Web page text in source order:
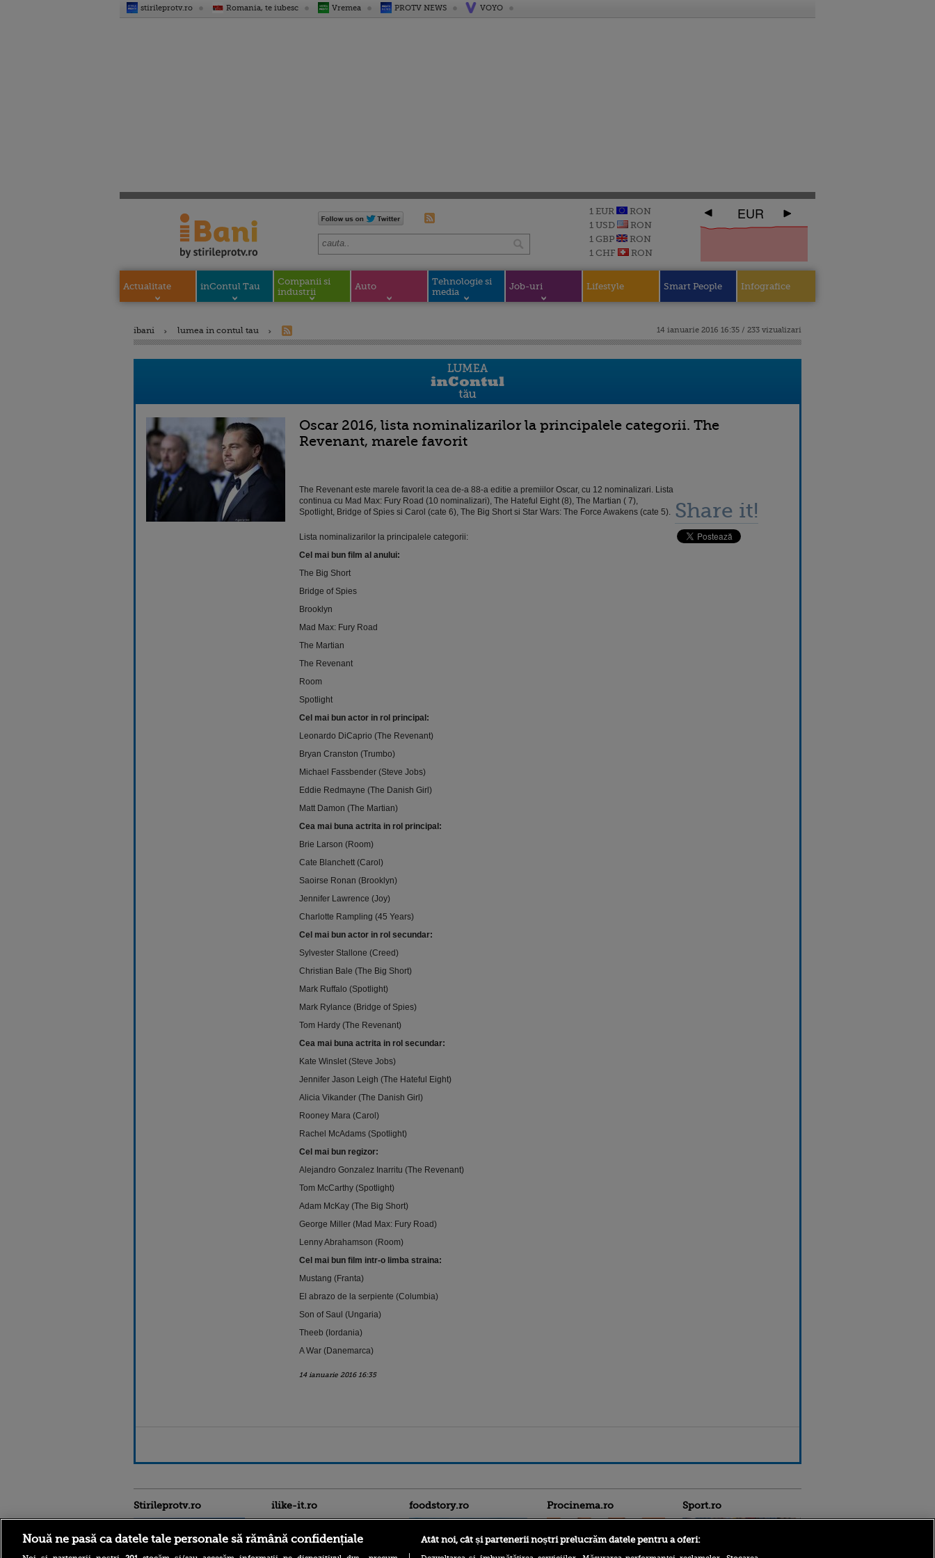
stirileprotv.ro Romania, te iubesc Vremea PROTV NEWS VOYO
1 EUR
RON
1 USD
RON
1 GBP
RON
1 CHF
RON
EUR
Actualitate inContul Tau
Companii si
industrii
Auto
Tehnologie si
media
Job-uri Lifestyle Smart People Infografice
ibani lumea in contul tau 14 ianuarie 2016 16:35 / 233 vizualizari
Oscar 2016, lista nominalizarilor la principalele categorii. The
Revenant, marele favorit
The Revenant este marele favorit la cea de-a 88-a editie a premiilor Oscar, cu 12 nominalizari. Lista
continua cu Mad Max: Fury Road (10 nominalizari), The Hateful Eight (8), The Martian ( 7),
Spotlight, Bridge of Spies si Carol (cate 6), The Big Short si Star Wars: The Force Awakens (cate 5).
Lista nominalizarilor la principalele categorii:
Cel mai bun film al anului:
The Big Short
Bridge of Spies
Brooklyn
Mad Max: Fury Road
The Martian
The Revenant
Room
Spotlight
Cel mai bun actor in rol principal:
Leonardo DiCaprio (The Revenant)
Bryan Cranston (Trumbo)
Michael Fassbender (Steve Jobs)
Eddie Redmayne (The Danish Girl)
Matt Damon (The Martian)
Cea mai buna actrita in rol principal:
Brie Larson (Room)
Cate Blanchett (Carol)
Saoirse Ronan (Brooklyn)
Jennifer Lawrence (Joy)
Charlotte Rampling (45 Years)
Cel mai bun actor in rol secundar:
Sylvester Stallone (Creed)
Christian Bale (The Big Short)
Mark Ruffalo (Spotlight)
Mark Rylance (Bridge of Spies)
Tom Hardy (The Revenant)
Cea mai buna actrita in rol secundar:
Kate Winslet (Steve Jobs)
Jennifer Jason Leigh (The Hateful Eight)
Alicia Vikander (The Danish Girl)
Rooney Mara (Carol)
Rachel McAdams (Spotlight)
Cel mai bun regizor:
Alejandro Gonzalez Inarritu (The Revenant)
Tom McCarthy (Spotlight)
Adam McKay (The Big Short)
George Miller (Mad Max: Fury Road)
Lenny Abrahamson (Room)
Cel mai bun film intr-o limba straina:
Mustang (Franta)
El abrazo de la serpiente (Columbia)
Son of Saul (Ungaria)
Theeb (Iordania)
A War (Danemarca)
14 ianuarie 2016 16:35
Share it!
Stirileprotv.ro ilike-it.ro foodstory.ro Procinema.ro Sport.ro
Nouă ne pasă ca datele tale personale să rămână confidențiale Atât noi, cât și partenerii noștri prelucrăm datele pentru a oferi: